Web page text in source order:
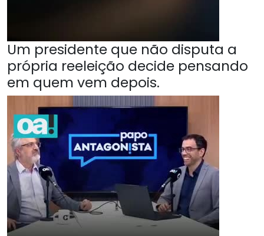
Um presidente que não disputa a
própria reeleição decide pensando
em quem vem depois.